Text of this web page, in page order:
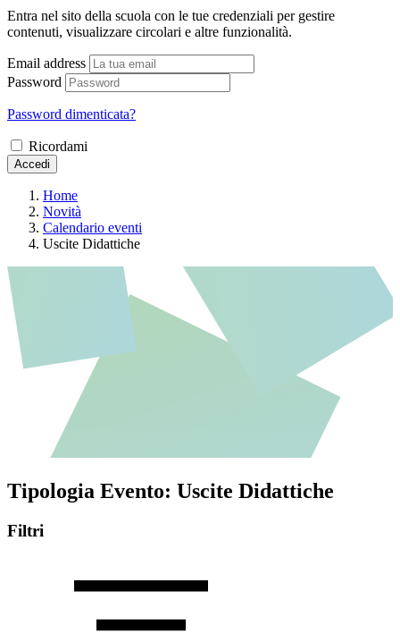
Entra nel sito della scuola con le tue credenziali per gestire
contenuti, visualizzare circolari e altre funzionalità.
Email address
Password
Password dimenticata?
Ricordami
Accedi
Home
Novità
Calendario eventi
Uscite Didattiche
Tipologia Evento: Uscite Didattiche
Filtri